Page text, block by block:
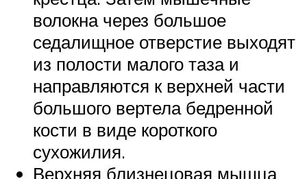
волокна через большое
седалищное отверстие выходят
из полости малого таза и
направляются к верхней части
большого вертела бедренной
кости в виде короткого
сухожилия.
Верхняя близнецовая мышца